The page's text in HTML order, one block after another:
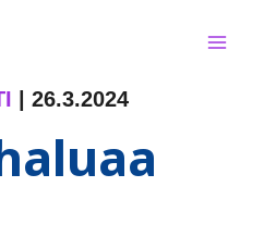
26.3.2024